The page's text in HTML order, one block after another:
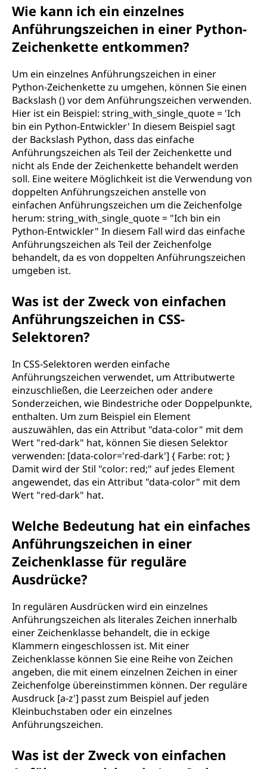
Wie kann ich ein einzelnes
Anführungszeichen in einer Python-
Zeichenkette entkommen?
Um ein einzelnes Anführungszeichen in einer
Python-Zeichenkette zu umgehen, können Sie einen
Backslash () vor dem Anführungszeichen verwenden.
Hier ist ein Beispiel: string_with_single_quote = 'Ich
bin ein Python-Entwickler' In diesem Beispiel sagt
der Backslash Python, dass das einfache
Anführungszeichen als Teil der Zeichenkette und
nicht als Ende der Zeichenkette behandelt werden
soll. Eine weitere Möglichkeit ist die Verwendung von
doppelten Anführungszeichen anstelle von
einfachen Anführungszeichen um die Zeichenfolge
herum: string_with_single_quote = "Ich bin ein
Python-Entwickler" In diesem Fall wird das einfache
Anführungszeichen als Teil der Zeichenfolge
behandelt, da es von doppelten Anführungszeichen
umgeben ist.
Was ist der Zweck von einfachen
Anführungszeichen in CSS-
Selektoren?
In CSS-Selektoren werden einfache
Anführungszeichen verwendet, um Attributwerte
einzuschließen, die Leerzeichen oder andere
Sonderzeichen, wie Bindestriche oder Doppelpunkte,
enthalten. Um zum Beispiel ein Element
auszuwählen, das ein Attribut "data-color" mit dem
Wert "red-dark" hat, können Sie diesen Selektor
verwenden: [data-color='red-dark'] { Farbe: rot; }
Damit wird der Stil "color: red;" auf jedes Element
angewendet, das ein Attribut "data-color" mit dem
Wert "red-dark" hat.
Welche Bedeutung hat ein einfaches
Anführungszeichen in einer
Zeichenklasse für reguläre
Ausdrücke?
In regulären Ausdrücken wird ein einzelnes
Anführungszeichen als literales Zeichen innerhalb
einer Zeichenklasse behandelt, die in eckige
Klammern eingeschlossen ist. Mit einer
Zeichenklasse können Sie eine Reihe von Zeichen
angeben, die mit einem einzelnen Zeichen in einer
Zeichenfolge übereinstimmen können. Der reguläre
Ausdruck [a-z'] passt zum Beispiel auf jeden
Kleinbuchstaben oder ein einzelnes
Anführungszeichen.
Was ist der Zweck von einfachen